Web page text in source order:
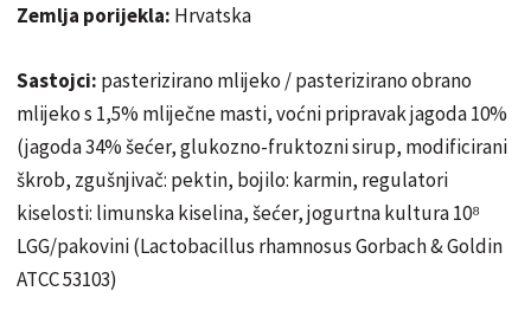
Zemlja porijekla: Hrvatska
Sastojci: pasterizirano mlijeko / pasterizirano obrano
mlijeko s 1,5% mliječne masti, voćni pripravak jagoda 10%
(jagoda 34% šećer, glukozno-fruktozni sirup, modificirani
škrob, zgušnjivač: pektin, bojilo: karmin, regulatori
kiselosti: limunska kiselina, šećer, jogurtna kultura 10⁸
LGG/pakovini (Lactobacillus rhamnosusGorbach& Goldin
ATCC53103)